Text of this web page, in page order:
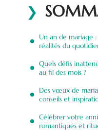
Un an de mariage
réalités du
Quels défis
au fil des mois ?
Des vœux de
conseils et
Célébrer votre
romantiques et